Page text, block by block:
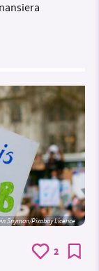
Snyman/Pixabay Licence
2